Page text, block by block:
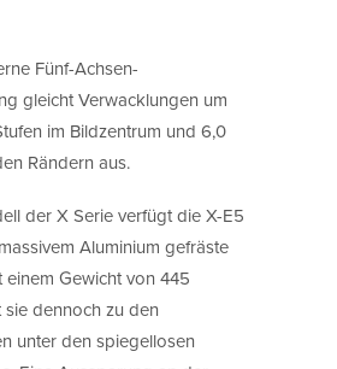
Fünf-Achsen-
gleicht Verwacklungen um
im Bildzentrum und 6,0
Rändern aus.
der X Serie verfügt die X-E5
Aluminium gefräste
einem Gewicht von 445
dennoch zu den
unter den spiegellosen